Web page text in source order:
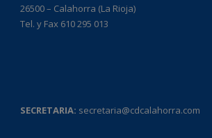
26500 – Calahorra (La Rioja)
Tel. y Fax 610 295 013
SECRETARIA: secretaria@cdcalahorra.com